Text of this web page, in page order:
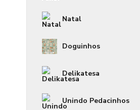
Natal
Doguinhos
Delikatesa
Unindo Pedacinhos